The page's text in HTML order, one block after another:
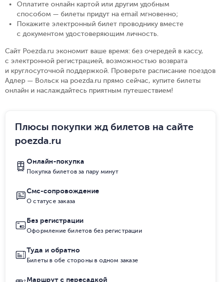
Оплатите онлайн картой или другим удобным
способом — билеты придут на email мгновенно;
Покажите электронный билет проводнику вместе
с документом удостоверяющим личность.
Сайт Poezda.ru экономит ваше время: без очередей в кассу,
с электронной регистрацией, возможностью возврата
и круглосуточной поддержкой. Проверьте расписание поездов
Адлер — Вольск на poezda.ru прямо сейчас, купите билеты
онлайн и наслаждайтесь приятным путешествием!
Плюсы покупки жд билетов на сайте
poezda.ru
Онлайн-покупка
Покупка билетов за пару минут
Смс-сопровождение
О статусе заказа
Без регистрации
Оформление билетов без регистрации
Туда и обратно
Билеты в обе стороны в одном заказе
Маршрут с пересадкой